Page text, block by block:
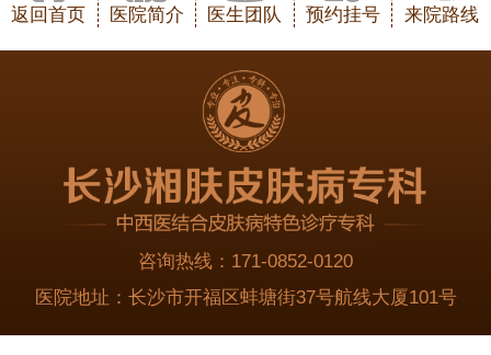
返回首页 医院简介 医生团队 预约挂号 来院路线
咨询热线： 171-0852-0120
医院地址： 长沙市开福区蚌塘街37号航线大厦101号